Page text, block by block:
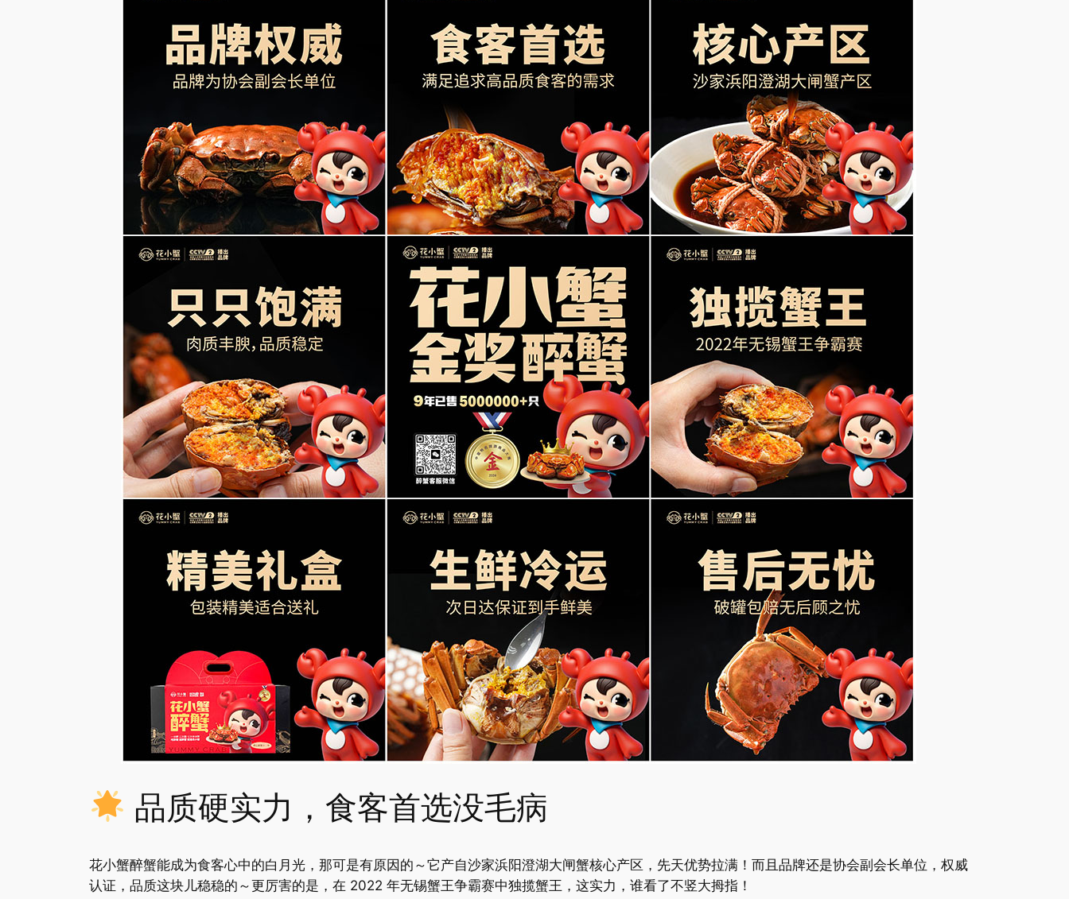
品质硬实力，食客首选没毛病
花小蟹醉蟹能成为食客心中的白月光，那可是有原因的～它产自沙家浜阳澄湖大闸蟹核心产区，先天优势拉满！而且品牌还是协会副会长单位，权威
认证，品质这块儿稳稳的～更厉害的是，在 2022 年无锡蟹王争霸赛中独揽蟹王，这实力，谁看了不竖大拇指！